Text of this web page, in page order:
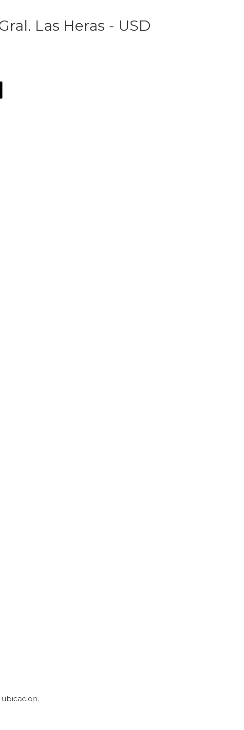
Las Heras - USD